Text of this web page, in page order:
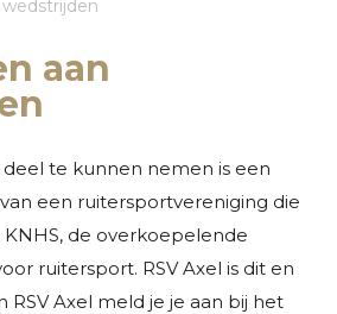
aan
te kunnen nemen is een
een ruitersportvereniging die
de overkoepelende
ruitersport. RSV Axel is dit en
RSV Axel meld je je aan bij het